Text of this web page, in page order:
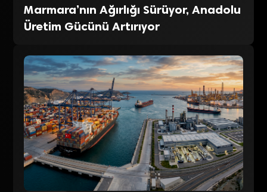
Marmara’nın Ağırlığı Sürüyor, Anadolu
Üretim Gücünü Artırıyor